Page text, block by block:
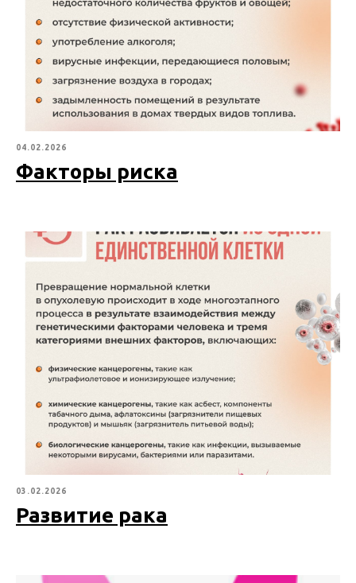
04.02.2026
Факторы риска
03.02.2026
Развитие рака